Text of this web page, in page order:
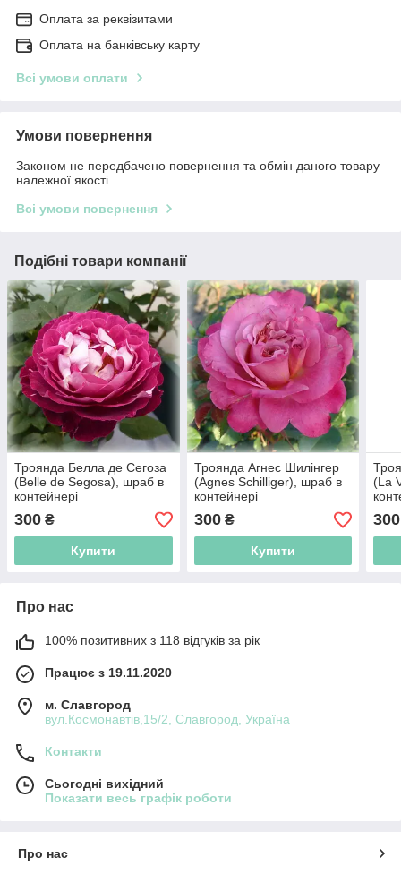
Оплата за реквізитами
Оплата на банківську карту
Всі умови оплати
Умови повернення
Законом не передбачено повернення та обмін даного товару
належної якості
Всі умови повернення
Подібні товари компанії
Троянда Белла де Сегоза
(Belle de Segosa), шраб в
контейнері
300 ₴
Купити
Троянда Агнес Шилінгер
(Agnes Schilliger), шраб в
контейнері
300₴
Купити
(La
300
Про нас
100% позитивних з 118 відгуків за рік
Працює з 19.11.2020
м. Славгород
вул.Космонавтів,15/2, Славгород, Україна
Контакти
Сьогодні вихідний
Показати весь графік роботи
Про нас